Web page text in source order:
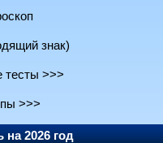
знак)
тесты >>>
>>>
2026 год